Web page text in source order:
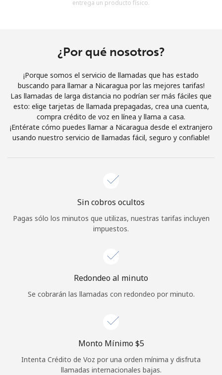
Al abrir una cuenta en este sitio web, estoy de acuerdo con
Únete
¡Hola!
Inicia sesión o REGÍSTRATE →
¿Olvidaste tu contraseña? →
Iniciar Sesión
entrega un producto físico.
¿Por qué nosotros?
¡Porque somos el servicio de llamadas que has estado
buscando para llamar a Nicaragua por las mejores tarifas!
Las llamadas de larga distancia no podrían ser más fáciles que
esto: elige tarjetas de llamada prepagadas, crea una cuenta,
compra crédito de voz en línea y llama a casa.
¡Entérate cómo puedes llamar a Nicaragua desde el extranjero
usando nuestro servicio de llamadas fácil, seguro y confiable!
Sin cobros ocultos
Pagas sólo los minutos que utilizas, nuestras tarifas incluyen
impuestos.
Redondeo al minuto
Se cobrarán las llamadas con redondeo por minuto.
Monto Mínimo ⁦$5⁩
Intenta Crédito de Voz por una orden mínima y disfruta
llamadas internacionales bajas.